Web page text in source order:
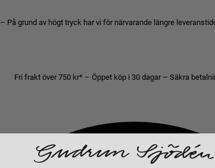
– På grund av högt tryck har vi för närvarande längre
Fri frakt över 750 kr* – Öppet köp i 30 dagar – Säkra